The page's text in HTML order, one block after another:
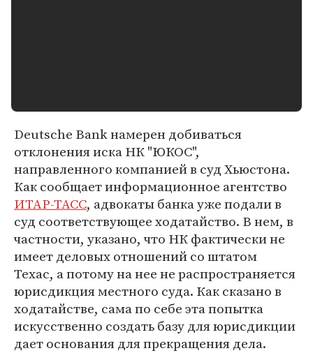
Deutsche Bank намерен добиваться
отклонения иска НК "ЮКОС",
направленного компанией в суд Хьюстона.
Как сообщает информационное агентство
ИТАР-ТАСС, адвокаты банка уже подали в
суд соответствующее ходатайство. В нем, в
частности, указано, что НК фактически не
имеет деловых отношений со штатом
Техас, а потому на нее не распространяется
юрисдикция местного суда. Как сказано в
ходатайстве, сама по себе эта попытка
искусственно создать базу для юрисдикции
дает основания для прекращения дела.